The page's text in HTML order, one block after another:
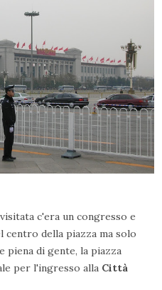
c'era un congresso e
centro della piazza ma solo
piena di gente, la piazza
per l'ingresso alla Città